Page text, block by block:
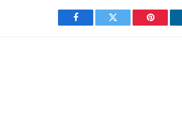
Facebook Twitter Pinterest